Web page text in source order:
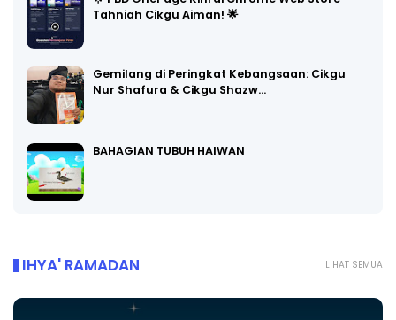
Tahniah Cikgu Aiman! 🌟
Gemilang di Peringkat Kebangsaan: Cikgu
Nur Shafura & Cikgu Shazw…
BAHAGIAN TUBUH HAIWAN
LIHAT SEMUA
IHYA' RAMADAN